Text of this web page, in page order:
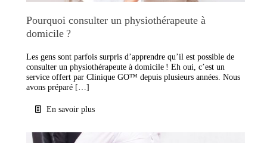
Pourquoi consulter un physiothérapeute à
domicile ?
Les gens sont parfois surpris d’apprendre qu’il est possible de
consulter un physiothérapeute à domicile ! Eh oui, c’est un
service offert par Clinique GO™ depuis plusieurs années. Nous
avons préparé […]
En savoir plus